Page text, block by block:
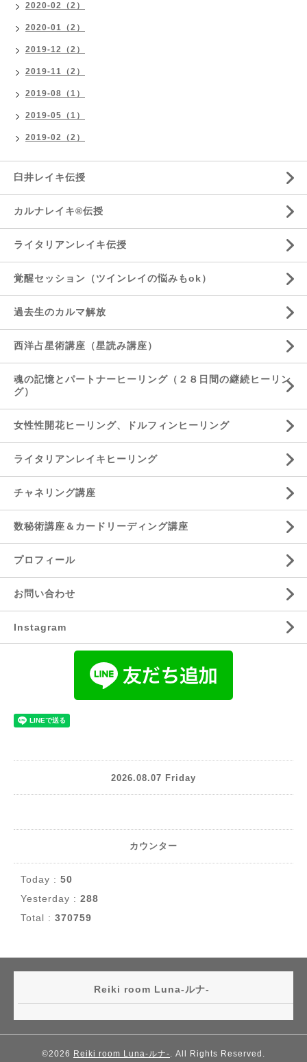
2020-02（2）
2020-01（2）
2019-12（2）
2019-11（2）
2019-08（1）
2019-05（1）
2019-02（2）
臼井レイキ伝授
カルナレイキ®伝授
ライタリアンレイキ伝授
覚醒セッション（ツインレイの悩みもok）
過去生のカルマ解放
西洋占星術講座（星読み講座）
魂の記憶とパートナーヒーリング（２８日間の継続ヒーリン
グ）
女性性開花ヒーリング、ドルフィンヒーリング
ライタリアンレイキヒーリング
チャネリング講座
数秘術講座＆カードリーディング講座
プロフィール
お問い合わせ
Instagram
2026.08.07 Friday
カウンター
Today : 50
Yesterday : 288
Total : 370759
Reiki room Luna-ルナ-
©2026 Reiki room Luna-ルナ-. All Rights Reserved.